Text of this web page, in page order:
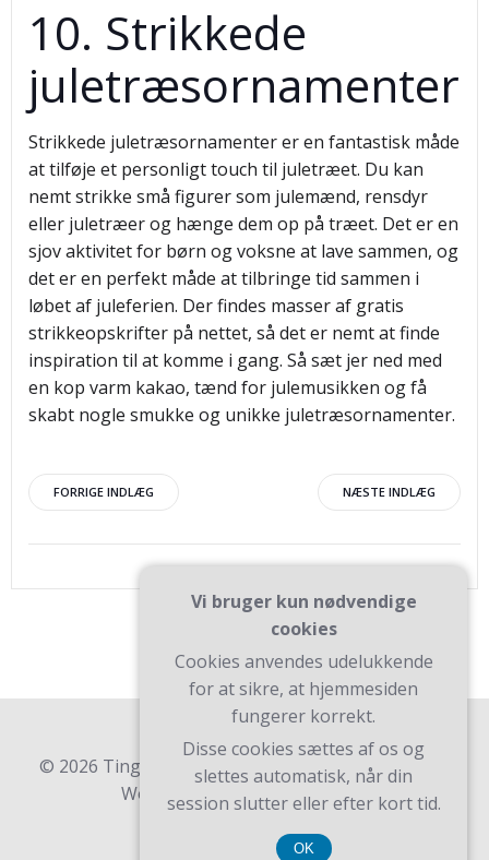
10. Strikkede
juletræsornamenter
Strikkede juletræsornamenter er en fantastisk måde
at tilføje et personligt touch til juletræet. Du kan
nemt strikke små figurer som julemænd, rensdyr
eller juletræer og hænge dem op på træet. Det er en
sjov aktivitet for børn og voksne at lave sammen, og
det er en perfekt måde at tilbringe tid sammen i
løbet af juleferien. Der findes masser af gratis
strikkeopskrifter på nettet, så det er nemt at finde
inspiration til at komme i gang. Så sæt jer ned med
en kop varm kakao, tænd for julemusikken og få
skabt nogle smukke og unikke juletræsornamenter.
Indlægsnavigation
FORRIGE INDLÆG NÆSTE INDLÆG
© 2026 Ting Til Dagligheden. Bygget ved at bruge
WordPress og Teluro Theme .
Vi bruger kun nødvendige
cookies
Cookies anvendes udelukkende
for at sikre, at hjemmesiden
fungerer korrekt.
Disse cookies sættes af os og
slettes automatisk, når din
session slutter eller efter kort tid.
OK